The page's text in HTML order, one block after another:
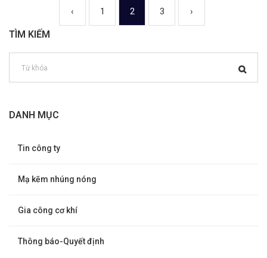
‹ 1 2 3 ›
TÌM KIẾM
DANH MỤC
Tin công ty
Mạ kẽm nhúng nóng
Gia công cơ khí
Thông báo-Quyết định